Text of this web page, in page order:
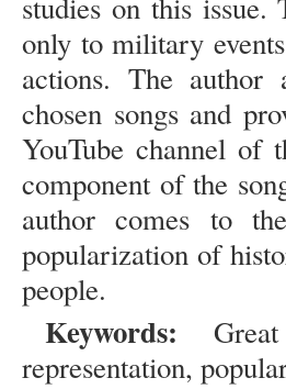
studies on this
only to military
actions. The author
chosen songs and
YouTube channel of
component of the
author comes to
popularization of
people.
Keywords:
representation,